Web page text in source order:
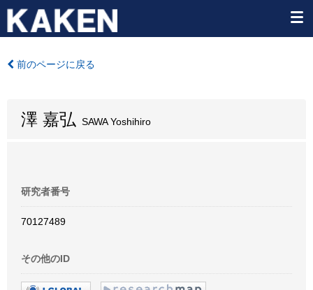
前のページに戻る
澤 嘉弘 SAWA Yoshihiro
研究者番号
70127489
その他のID